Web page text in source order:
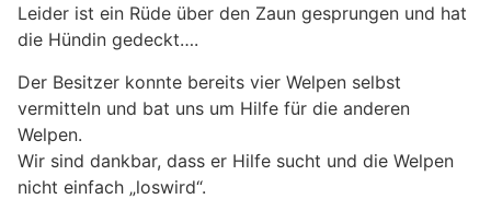
Leider ist ein Rüde über den Zaun gesprungen und hat
die Hündin gedeckt….
Der Besitzer konnte bereits vier Welpen selbst
vermitteln und bat uns um Hilfe für die anderen
Welpen.
Wir sind dankbar, dass er Hilfe sucht und die Welpen
nicht einfach „loswird“.